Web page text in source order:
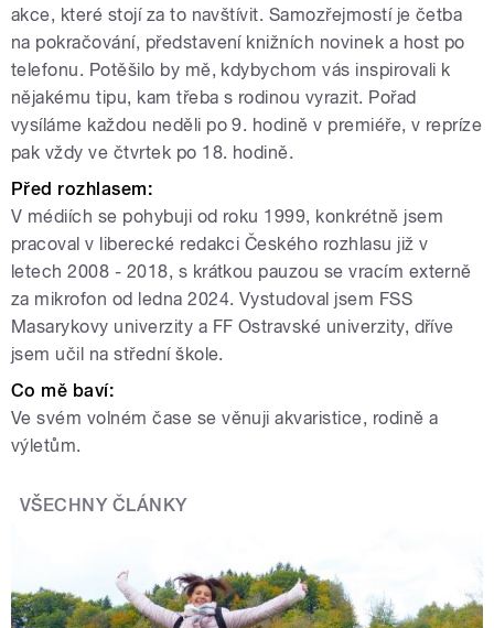
akce, které stojí za to navštívit. Samozřejmostí je četba
na pokračování, představení knižních novinek a host po
telefonu. Potěšilo by mě, kdybychom vás inspirovali k
nějakému tipu, kam třeba s rodinou vyrazit. Pořad
vysíláme každou neděli po 9. hodině v premiéře, v repríze
pak vždy ve čtvrtek po 18. hodině.
Před rozhlasem:
V médiích se pohybuji od roku 1999, konkrétně jsem
pracoval v liberecké redakci Českého rozhlasu již v
letech 2008 - 2018, s krátkou pauzou se vracím externě
za mikrofon od ledna 2024. Vystudoval jsem FSS
Masarykovy univerzity a FF Ostravské univerzity, dříve
jsem učil na střední škole.
Co mě baví:
Ve svém volném čase se věnuji akvaristice, rodině a
výletům.
VŠECHNY ČLÁNKY